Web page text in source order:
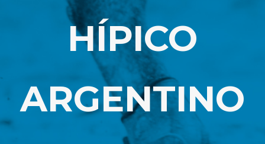
HÍPICO
ARGENTINO